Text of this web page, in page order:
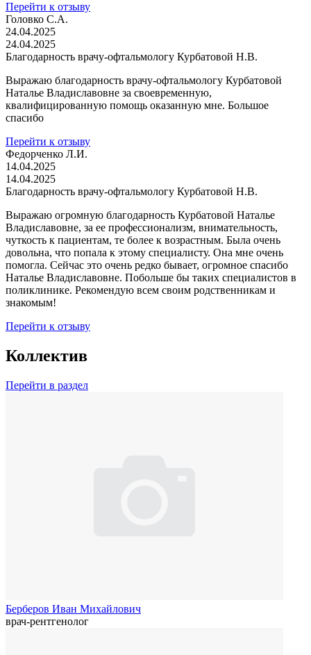
Перейти к отзыву
Головко С.А.
24.04.2025
24.04.2025
Благодарность врачу-офтальмологу Курбатовой Н.В.
Выражаю благодарность врачу-офтальмологу Курбатовой
Наталье Владиславовне за своевременную,
квалифицированную помощь оказанную мне. Большое
спасибо
Перейти к отзыву
Федорченко Л.И.
14.04.2025
14.04.2025
Благодарность врачу-офтальмологу Курбатовой Н.В.
Выражаю огромную благодарность Курбатовой Наталье
Владиславовне, за ее профессионализм, внимательность,
чуткость к пациентам, те более к возрастным. Была очень
довольна, что попала к этому специалисту. Она мне очень
помогла. Сейчас это очень редко бывает, огромное спасибо
Наталье Владиславовне. Побольше бы таких специалистов в
поликлинике. Рекомендую всем своим родственникам и
знакомым!
Перейти к отзыву
Коллектив
Перейти в раздел
Берберов Иван Михайлович
врач-рентгенолог